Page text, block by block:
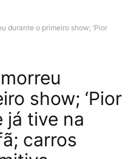
durante o primeiro show; ‘Pior
show; ‘Pior
já tive na
carros